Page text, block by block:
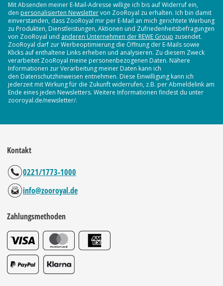
Mit Absenden meiner E-Mail-Adresse willige ich bis auf Widerruf ein,
den personalisierten Newslettervon ZooRoyal zu erhalten. Ich bin damit
einverstanden, dass ZooRoyal mir per E-Mail an mich gerichtete Werbung
zu Produkten, Dienstleistungen, Aktionen und Zufriedenheitsbefragungen
von ZooRoyal und anderen Unternehmen der REWE Group zusendet.
ZooRoyal darf zur Werbeoptimierung die Öffnung der E-Mails sowie
Klicks auf enthaltene Links erheben und analysieren. Zu diesem Zweck
verarbeitet ZooRoyal meine personenbezogenen Daten. Nähere
Informationen zur Verarbeitung meiner Daten kann ich
den Datenschutzhinweisen entnehmen. Diese Einwilligung kann ich
jederzeit mit Wirkung für die Zukunft widerrufen, z.B. per Abmeldelink am
Ende eines jeden Newsletters. Weitere Informationen findest du unter
zooroyal.de/newsletter/.
Kontakt
0221/1773-1000
info@zooroyal.de
Zahlungsmethoden